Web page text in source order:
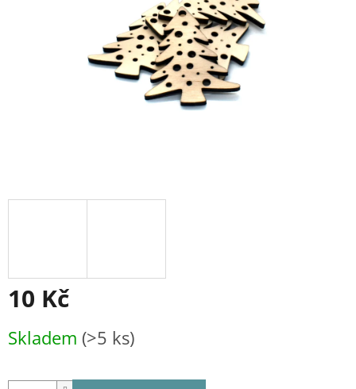
10 Kč
cena:
Skladem (>5 ks)